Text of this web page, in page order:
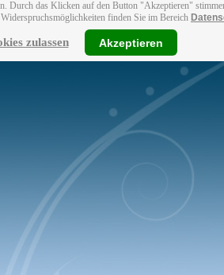
Durch das Klicken auf den Button "Akzeptieren"
finden Sie im Bereich
zulassen Akzeptieren